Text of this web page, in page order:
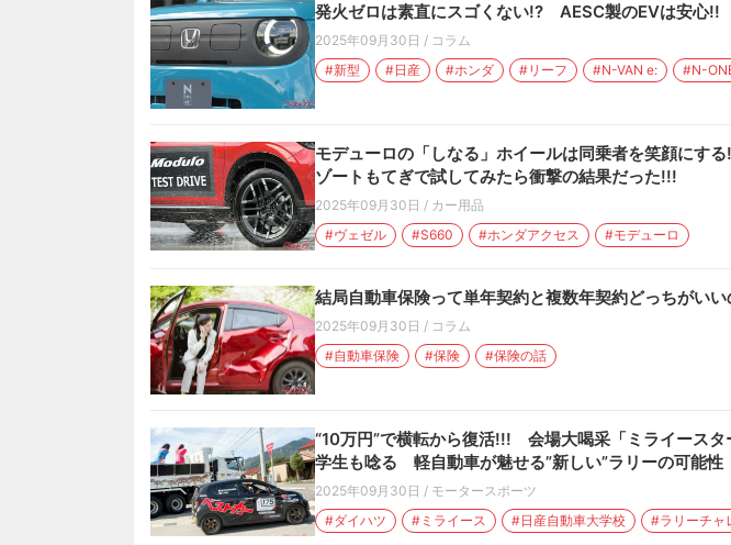
発火ゼロは素直にスゴくない!? AESC製のEVは安心
2025年09月30日 / コラム
#新型
#日産 #ホンダ #リーフ #N-VAN e: #N-
モデューロの「しなる」ホイールは同乗者を笑顔にす
ゾートもてぎで試してみたら衝撃の結果だった!!!
2025年09月30日 / カー用品
#ヴェゼル
#S660 #ホンダアクセス #モデューロ
結局自動車保険って単年契約と複数年契約どっちがいい
2025年09月30日 / コラム
#自動車保険
#保険 #保険の話
“10万円”で横転から復活!!! 会場大喝采「ミライースタ
学生も唸る 軽自動車が魅せる”新しい”ラリーの可能性
2025年09月30日 / モータースポーツ
#ダイハツ
#ミライース #日産自動車大学校 #ラリーチャ